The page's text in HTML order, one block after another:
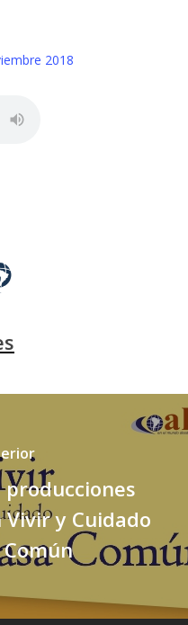
2018
Vivir y Cuidado